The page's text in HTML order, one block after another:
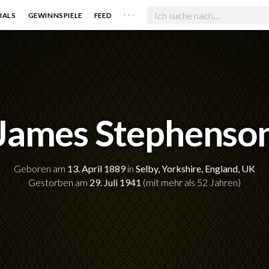
GEWINNSPIELE FEED . . .
Geboren am 13. April 1889in Selby, Yorkshire, England, UK
Gestorben am 29. Juli 1941 (mit mehr als 52 Jahren)